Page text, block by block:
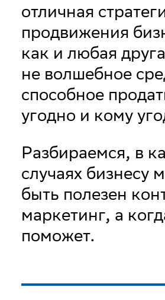
отличная
продвижения
как и любая
не волшебное
способное
угодно и кому
Разбираемся, в
случаях бизнесу
быть полезен
маркетинг, а
поможет.